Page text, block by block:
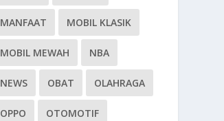
MANFAAT MOBIL KLASIK
MOBIL MEWAH NBA
NEWS OBAT OLAHRAGA
OPPO OTOMOTIF